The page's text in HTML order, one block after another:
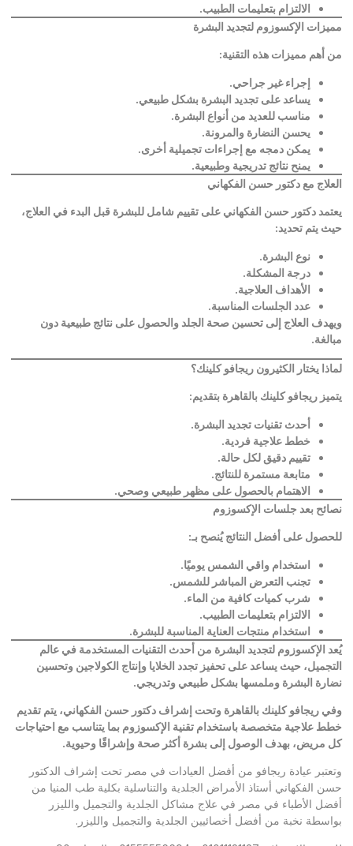
الالتزام بتعليمات الطبيب.
مميزات الإكسوزوم لتجديد البشرة
من أهم مميزات هذه التقنية:
إجراء غير جراحي.
يساعد على تجديد البشرة بشكل طبيعي.
مناسب للعديد من أنواع البشرة.
يحسن النضارة والمرونة.
يمكن دمجه مع إجراءات تجميلية أخرى.
يمنح نتائج تدريجية وطبيعية.
العلاج مع دكتور حسن الفكهاني
يعتمد دكتور حسن الفكهاني على تقييم شامل للبشرة قبل البدء في العلاج،
حيث يتم تحديد:
نوع البشرة.
درجة المشكلة.
الأهداف العلاجية.
عدد الجلسات المناسبة.
ويهدف العلاج إلى تحسين صحة الجلد والحصول على نتائج طبيعية دون
مبالغة.
لماذا يختار الكثيرون ريجافو كلينك؟
يتميز ريجافو كلينك بالقاهرة بتقديم:
أحدث تقنيات تجديد البشرة.
خطط علاجية فردية.
تقييم دقيق لكل حالة.
متابعة مستمرة للنتائج.
الاهتمام بالحصول على مظهر طبيعي وصحي.
نصائح بعد جلسات الإكسوزوم
للحصول على أفضل النتائج يُنصح بـ:
استخدام واقي الشمس يوميًا.
تجنب التعرض المباشر للشمس.
شرب كميات كافية من الماء.
الالتزام بتعليمات الطبيب.
استخدام منتجات العناية المناسبة للبشرة.
يُعد الإكسوزوم لتجديد البشرة من أحدث التقنيات المستخدمة في عالم
التجميل، حيث يساعد على تحفيز تجدد الخلايا وإنتاج الكولاجين وتحسين
نضارة البشرة وملمسها بشكل طبيعي وتدريجي.
وفي ريجافو كلينك بالقاهرة وتحت إشراف دكتور حسن الفكهاني، يتم تقديم
خطط علاجية متخصصة باستخدام تقنية الإكسوزوم بما يتناسب مع احتياجات
كل مريض، بهدف الوصول إلى بشرة أكثر صحة وإشراقًا وحيوية.
وتعتبر عيادة ريجافو من أفضل العيادات في مصر تحت إشراف الدكتور
حسن الفكهاني أستاذ الأمراض الجلدية والتناسلية بكلية طب المنيا من
أفضل الأطباء في مصر في علاج مشاكل الجلدية والتجميل والليزر
بواسطة نخبة من أفضل أخصائيين الجلدية والتجميل والليزر.